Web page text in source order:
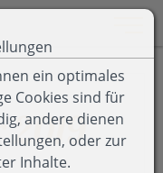
an Browserrand)
springen [AK +
2019
ein optimales
Cookies sind für
andere dienen
oder zur
Inhalte.